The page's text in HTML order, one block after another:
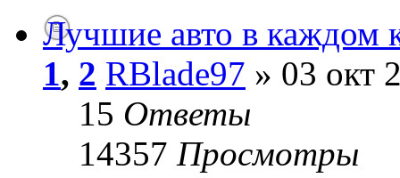
Лучшие авто в каждом
1, 2 RBlade97 » 03 окт
15 Ответы
14357 Просмотры